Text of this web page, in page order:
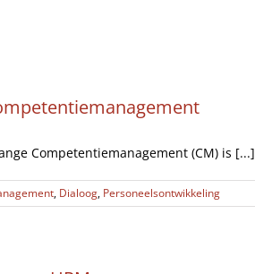
Competentiemanagement (CM) is [...]
, Dialoog, Personeelsontwikkeling